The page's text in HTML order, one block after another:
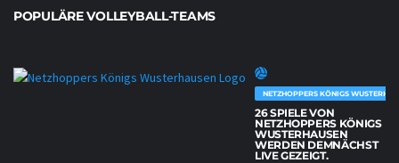
POPULÄRE VOLLEYBALL-TEAMS
NETZHOPPERS KÖNIGS
26 SPIELE VON
NETZHOPPERS KÖNIGS
WUSTERHAUSEN
WERDEN DEMNÄCHST
LIVE GEZEIGT.